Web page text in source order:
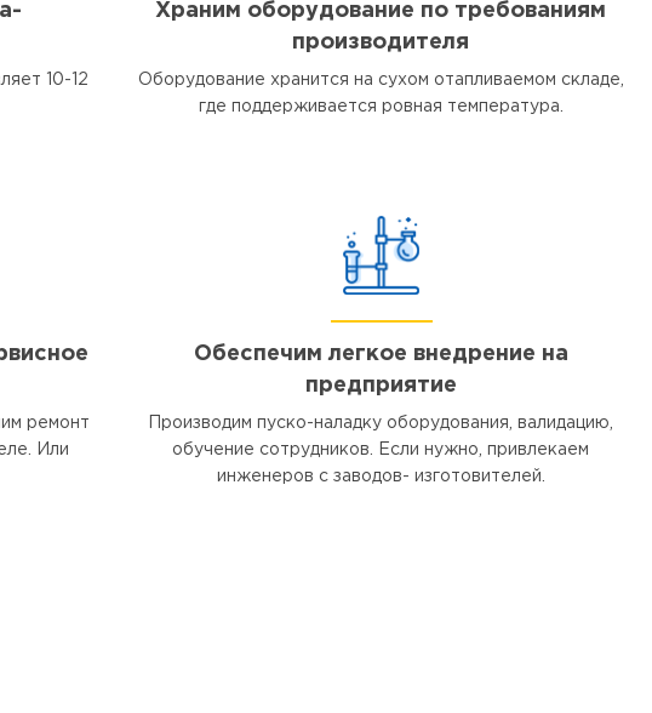
10-12
Храним оборудование по требованиям
производителя
Оборудование хранится на сухом отапливаемом складе,
где поддерживается ровная температура.
ремонт
Или
Обеспечим легкое внедрение на
предприятие
Производим пуско-наладку оборудования, валидацию,
обучение сотрудников. Если нужно, привлекаем
инженеров с заводов- изготовителей.